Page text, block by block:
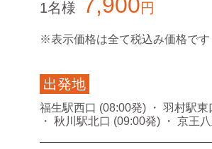
1名様 円
※表示価格は全て税込み価格です
出発地
福生駅西口 (08:00発) ・ 羽村駅
・ 秋川駅北口 (09:00発) ・ 京王